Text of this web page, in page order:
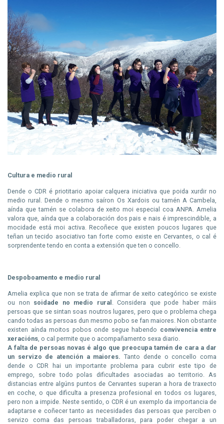
Cultura e medio rural
Dende o CDR é priotitario apoiar calquera iniciativa que poida xurdir no
medio rural. Dende o mesmo saíron Os Xardois ou tamén A Cambela,
aínda que tamén se colabora de xeito moi especial coa ANPA. Amelia
valora que, aínda que a colaboración dos pais e nais é imprescindible, a
mocidade está moi activa. Recoñece que existen poucos lugares que
teñan un tecido asociativo tan forte como existe en Cervantes, o cal é
sorprendente tendo en conta a extensión que ten o concello.
Despoboamento e medio rural
Amelia explica que non se trata de afirmar de xeito categórico se existe
ou non soidade no medio rural . Considera que pode haber máis
persoas que se sintan soas noutros lugares, pero que o problema chega
cando todas as persoas dun mesmo pobo se fan maiores. Non obstante
existen aínda moitos pobos onde segue habendo convivencia entre
xeracións , o cal permite que o acompañamento sexa diario.
A falta de persoas novas é algo que preocupa tamén de cara a dar
un servizo de atención a maiores. Tanto dende o concello coma
dende o CDR hai un importante problema para cubrir este tipo de
emprego, sobre todo polas dificultades asociadas ao territorio. As
distancias entre algúns puntos de Cervantes superan a hora de traxecto
en coche, o que dificulta a presenza profesional en todos os lugares,
pero non a impide. Neste sentido, o CDR é un exemplo da importancia de
adaptarse e coñecer tanto as necesidades das persoas que perciben o
servizo coma das persoas traballadoras, para poder chegar a un